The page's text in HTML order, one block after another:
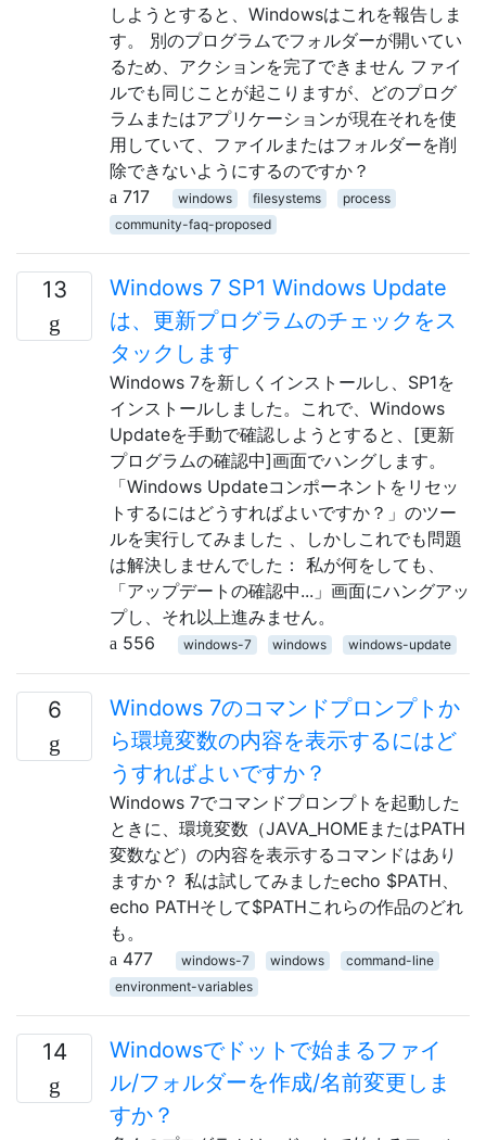
しようとすると、Windowsはこれを報告しま
す。 別のプログラムでフォルダーが開いてい
るため、アクションを完了できません ファイ
ルでも同じことが起こりますが、どのプログ
ラムまたはアプリケーションが現在それを使
用していて、ファイルまたはフォルダーを削
除できないようにするのですか？
717
windows filesystems
process
community-faq-proposed
13
Windows 7 SP1 Windows Update
は、更新プログラムのチェックをス
タックします
Windows 7を新しくインストールし、SP1を
インストールしました。これで、Windows
Updateを手動で確認しようとすると、[更新
プログラムの確認中]画面でハングします。
「Windows Updateコンポーネントをリセッ
トするにはどうすればよいですか？」のツー
ルを実行してみました 、しかしこれでも問題
は解決しませんでした： 私が何をしても、
「アップデートの確認中...」画面にハングアッ
プし、それ以上進みません。
556
windows-7 windows windows-update
6
Windows 7のコマンドプロンプトか
ら環境変数の内容を表示するにはど
うすればよいですか？
Windows 7でコマンドプロンプトを起動した
ときに、環境変数（JAVA_HOMEまたはPATH
変数など）の内容を表示するコマンドはあり
ますか？ 私は試してみましたecho $PATH、
echo PATHそして$PATHこれらの作品のどれ
も。
477
windows-7 windows
command-line
environment-variables
14
Windowsでドットで始まるファイ
ル/フォルダーを作成/名前変更しま
すか？